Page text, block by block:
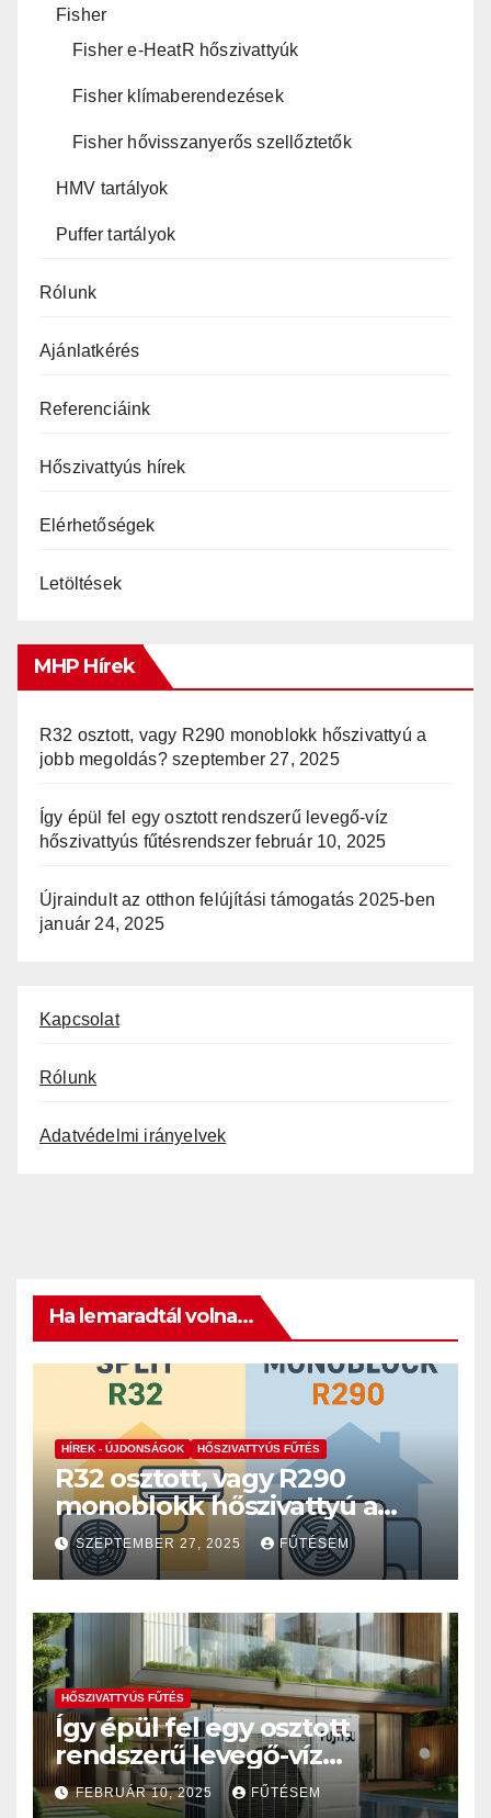
Fisher
Fisher e-HeatR hőszivattyúk
Fisher klímaberendezések
Fisher hővisszanyerős szellőztetők
HMV tartályok
Puffer tartályok
Rólunk
Ajánlatkérés
Referenciáink
Hőszivattyús hírek
Elérhetőségek
Letöltések
MHP Hírek
R32 osztott, vagy R290 monoblokk hőszivattyú a
jobb megoldás? szeptember 27, 2025
Így épül fel egy osztott rendszerű levegő-víz
hőszivattyús fűtésrendszer február 10, 2025
Újraindult az otthon felújítási támogatás 2025-ben
január 24, 2025
Kapcsolat
Rólunk
Adatvédelmi irányelvek
Ha lemaradtál volna...
HÍREK - ÚJDONSÁGOK HŐSZIVATTYÚS FŰTÉS
R32 osztott, vagy R290
monoblokk hőszivattyú a
jobb megoldás?
SZEPTEMBER 27, 2025 FŰTÉSEM
HŐSZIVATTYÚS FŰTÉS
Így épül fel egy osztott
rendszerű levegő-víz
hőszivattyús fűtésrendszer
FEBRUÁR 10, 2025 FŰTÉSEM